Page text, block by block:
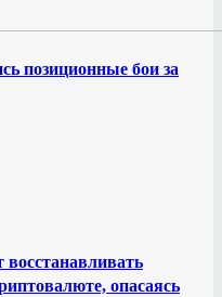
позиционные бои за
опасаясь